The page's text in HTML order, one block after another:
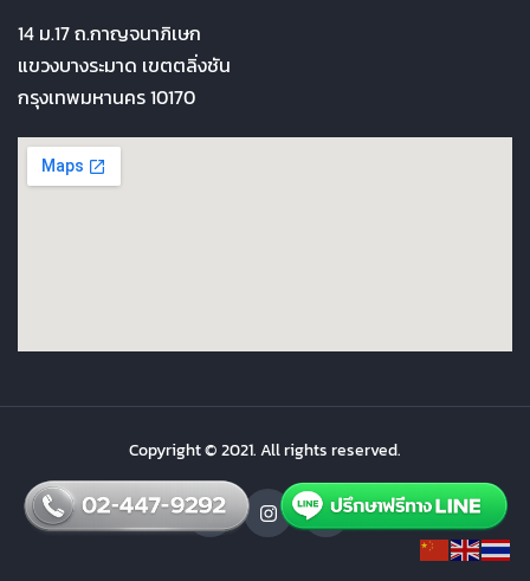
14 ม.17 ถ.กาญจนาภิเษก
แขวงบางระมาด เขตตลิ่งชัน
กรุงเทพมหานคร 10170
Copyright © 2021. All rights reserved.